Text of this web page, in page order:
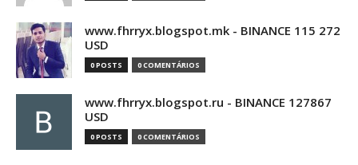
www.fhrryx.blogspot.mk - BINANCE 115 272
USD
0 POSTS 0 COMENTÁRIOS
www.fhrryx.blogspot.ru - BINANCE 127867
USD
0 POSTS 0 COMENTÁRIOS